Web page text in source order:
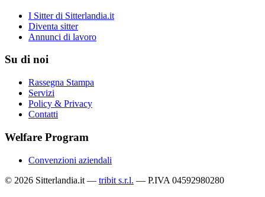
I Sitter di Sitterlandia.it
Diventa sitter
Annunci di lavoro
Su di noi
Rassegna Stampa
Servizi
Policy & Privacy
Contatti
Welfare Program
Convenzioni aziendali
© 2026 Sitterlandia.it — tribit s.r.l. — P.IVA 04592980280